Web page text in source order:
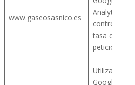
www.gaseosasnico.es
Analytics
controlar la
tasa de
peticiones
Utilizado por
Google